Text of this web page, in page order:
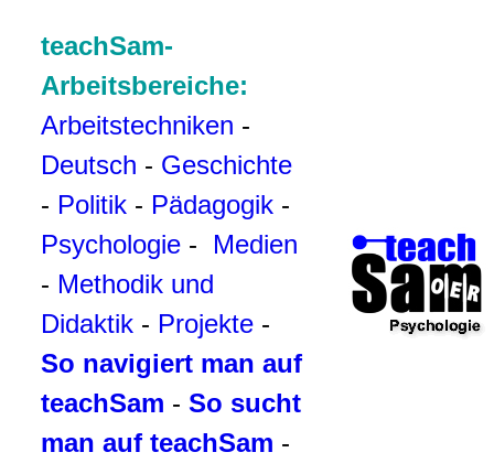
teachSam-
Arbeitsbereiche:
Arbeitstechniken -
Deutsch - Geschichte
- Politik - Pädagogik -
Psychologie - Medien
- Methodik und
Didaktik - Projekte -
So navigiert man auf
teachSam - So sucht
man auf teachSam -